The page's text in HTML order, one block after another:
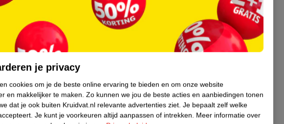
natuurlijke dekking geeft. De concealer
van parfum.
of als eerste stap van je basic teint
Gebruik de concealer in een lichtere
zelfde kleur als je huid om rode plekjes en
je privacy
cookies om je de beste online ervaring te bieden en om onze website
en makkelijker te maken. Zo kunnen we jou de beste acties en aanbiedingen tonen
dat je ook buiten Kruidvat.nl relevante advertenties ziet. Je bepaalt zelf welke
Je kunt je voorkeuren altijd aanpassen of intrekken. Meer informatie over